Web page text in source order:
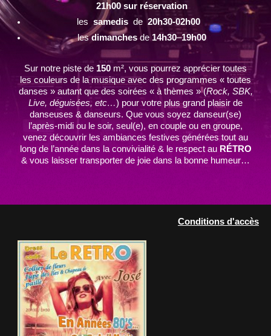
21h00 sur réservation
les samedis de20h30-02h00
lesdimanches de 14h30–19h00
Sur notre piste de 150 m², vous pourrez apprécier toutes
les couleurs de la musique avec des programmes « toutes
danses » autant que des soirées « à thèmes » (Rock, SBK,
Live, déguisées, etc…) pour votre plus grand plaisir de
danseuses & danseurs. Que vous soyez danseur(se)
l’après-midi ou le soir, seul(e), en couple ou en groupe,
venez découvrir les ambiances festives générées tout au
long de l’année dans la convivialité & le respect au RÉTRO
& vous laisser transporter de joie dans la bonne humeur…
Conditions d'accès